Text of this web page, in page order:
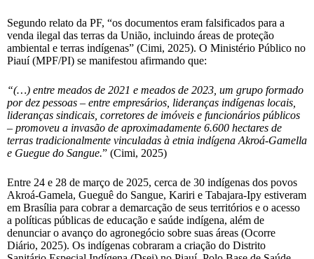
Segundo relato da PF, “os documentos eram falsificados para a
venda ilegal das terras da União, incluindo áreas de proteção
ambiental e terras indígenas” (Cimi, 2025). O Ministério Público no
Piauí (MPF/PI) se manifestou afirmando que:
“(…) entre meados de 2021 e meados de 2023, um grupo formado
por dez pessoas – entre empresários, lideranças indígenas locais,
lideranças sindicais, corretores de imóveis e funcionários públicos
– promoveu a invasão de aproximadamente 6.600 hectares de
terras tradicionalmente vinculadas à etnia indígena Akroá-Gamella
e Guegue do Sangue.” (Cimi, 2025)
Entre 24 e 28 de março de 2025, cerca de 30 indígenas dos povos
Akroá-Gamela, Gueguê do Sangue, Kariri e Tabajara-Ipy estiveram
em Brasília para cobrar a demarcação de seus territórios e o acesso
a políticas públicas de educação e saúde indígena, além de
denunciar o avanço do agronegócio sobre suas áreas (Ocorre
Diário, 2025). Os indígenas cobraram a criação do Distrito